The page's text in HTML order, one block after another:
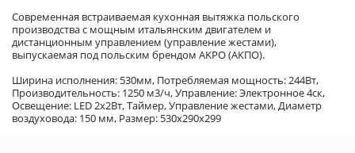
Современная встраиваемая кухонная вытяжка польского
производства с мощным итальянским двигателем и
дистанционным управлением (управление жестами),
выпускаемая под польским брендом AKPO (АКПО).
Ширина исполнения: 530мм, Потребляемая мощность: 244Вт,
Производительность: 1250 м3/ч, Управление: Электронное 4ск,
Освещение: LED 2х2Вт, Таймер, Управление жестами, Диаметр
воздуховода: 150 мм, Размер: 530х290х299